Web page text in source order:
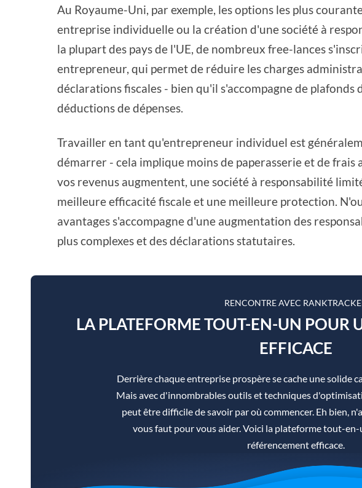
Au Royaume-Uni, par exemple, les options les plus
entreprise individuelle ou la création d'une société à
la plupart des pays de l'UE, de nombreux free-lances
entrepreneur, qui permet de réduire les charges
déclarations fiscales - bien qu'il s'accompagne de plafonds
déductions de dépenses.
Travailler en tant qu'entrepreneur individuel est
démarrer - cela implique moins de paperasserie et de frais
vos revenus augmentent, une société à responsabilité
meilleure efficacité fiscale et une meilleure protection.
avantages s'accompagne d'une augmentation des
plus complexes et des déclarations statutaires.
RENCONTRE AVEC
LA PLATEFORME TOUT-EN-UN POUR
EFFICACE
Derrière chaque entreprise prospère se cache une solide
Mais avec d'innombrables outils et techniques
peut être difficile de savoir par où commencer. Eh bien,
vous faut pour vous aider. Voici la plateforme tout-
référencement efficace.